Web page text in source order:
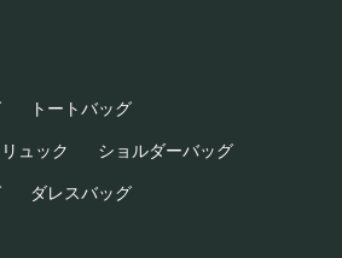
トートバッグ
ュック ショルダーバッグ
ダレスバッグ